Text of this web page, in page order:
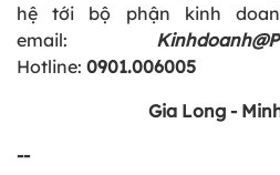
hệ tới bộ phận kinh
email:
Hotline: 0901.006005
Gia Long -
--